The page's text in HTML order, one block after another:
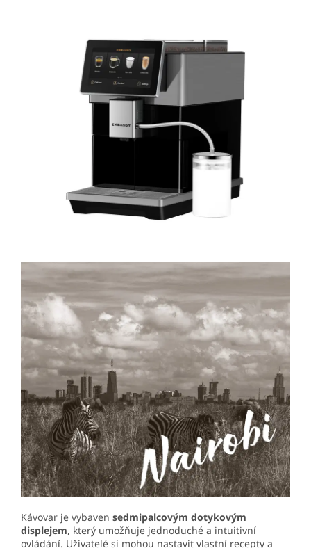
Kávovar je vybaven sedmipalcovým dotykovým
displejem, který umožňuje jednoduché a intuitivní
ovládání. Uživatelé si mohou nastavit vlastní recepty a